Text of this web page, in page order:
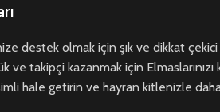
destek olmak için şık ve dikkat
ve takipçi kazanmak için Elmaslarınızı
hale getirin ve hayran kitlenizle